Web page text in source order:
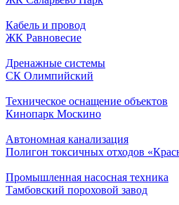
Кабель и провод
ЖК Равновесие
Дренажные системы
СК Олимпийский
Техническое оснащение объектов
Кинопарк Москино
Автономная канализация
Полигон токсичных отходов
Промышленная насосная техника
Тамбовский пороховой завод